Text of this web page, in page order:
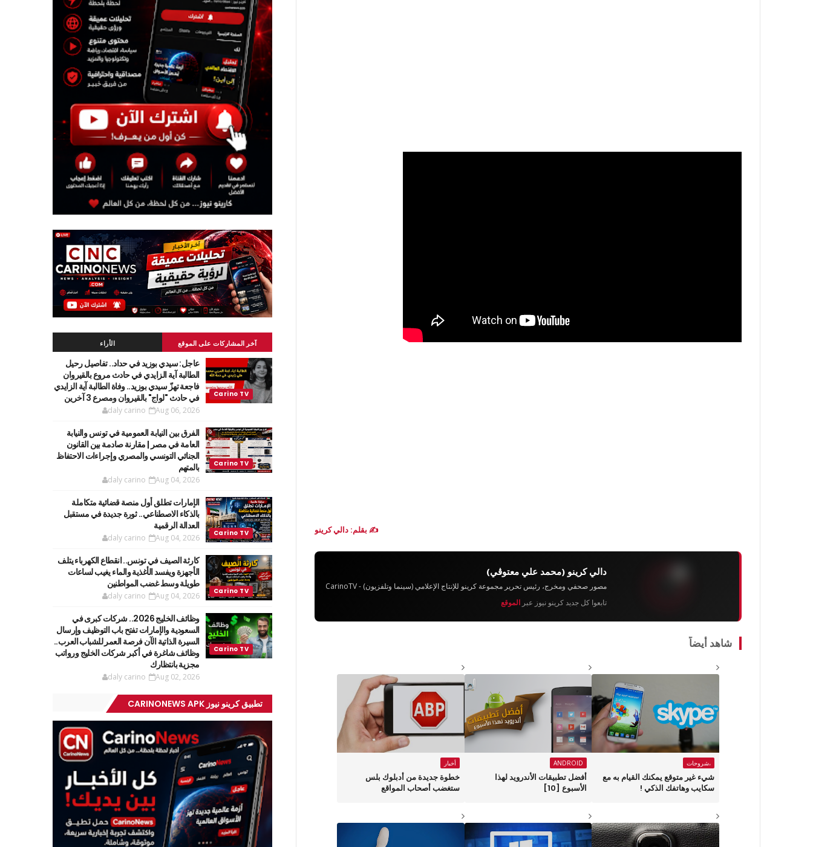
✍️ بقلم: دالي كرينو
دالي كرينو (محمد علي معتوڨي)
مصور صحفي ومخرج، رئيس تحرير مجموعة كرينو للإنتاج الإعلامي (سينما وتلفزيون) - CarinoTV
تابعوا كل جديد كرينو نيوز عبرالموقع
شاهد أيضاً
،شروحات
شيء غير متوقع يمكنك القيام به مع
سكايب وهاتفك الذكي !
ANDROID
أفضل تطبيقات الأندرويد لهذا
الأسبوع ‏[10]
أخبار
خطوة جديدة من أدبلوك بلس
ستغضب أصحاب المواقع
آخر المشاركات على الموقع الأراء
عاجل: سيدي بوزيد في حداد.. تفاصيل رحيل
الطالبة آية الزايدي في حادث مروع بالقيروان
فاجعة تهزّ سيدي بوزيد.. وفاة الطالبة آية الزايدي
في حادث "لواج" بالقيروان ومصرع 3 آخرين
daly carino Aug 06, 2026
الفرق بين النيابة العمومية في تونس والنيابة
العامة في مصر | مقارنة صادمة بين القانون
الجنائي التونسي والمصري وإجراءات الاحتفاظ
بالمتهم
daly carino Aug 04, 2026
الإمارات تطلق أول منصة قضائية متكاملة
بالذكاء الاصطناعي.. ثورة جديدة في مستقبل
العدالة الرقمية
daly carino Aug 04, 2026
كارثة الصيف في تونس.. انقطاع الكهرباء يتلف
الأجهزة ويفسد الأغذية والماء يغيب لساعات
طويلة وسط غضب المواطنين
daly carino Aug 04, 2026
وظائف الخليج 2026.. شركات كبرى في
السعودية والإمارات تفتح باب التوظيف وإرسال
السيرة الذاتية الآن فرصة العمر للشباب العرب..
وظائف شاغرة في أكبر شركات الخليج ورواتب
مجزية بانتظارك
daly carino Aug 02, 2026
تطبيق كرينو نيوز CARINONEWS APK